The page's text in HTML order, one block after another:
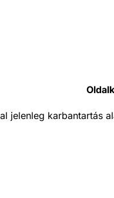
jelenleg karbantartás